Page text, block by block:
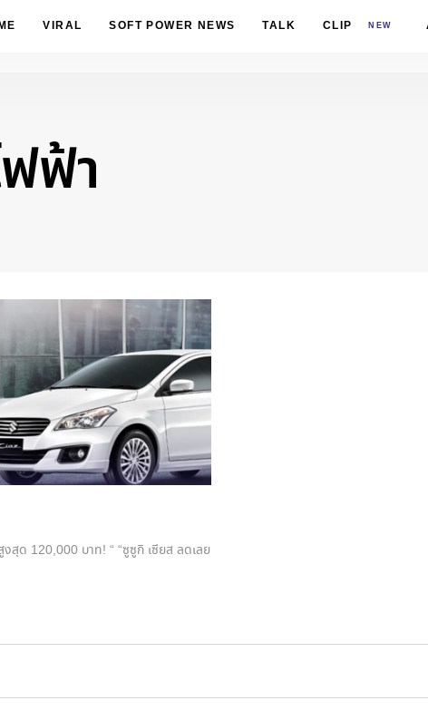
VIRAL SOFT POWER NEWS TALK CLIP NEW
ฟ้า
สุด 120,000 บาท! “ “ซูซูกิ เซียส ลดเลย